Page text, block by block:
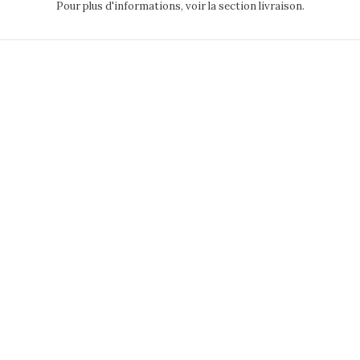
Pour plus d'informations, voir la section livraison.